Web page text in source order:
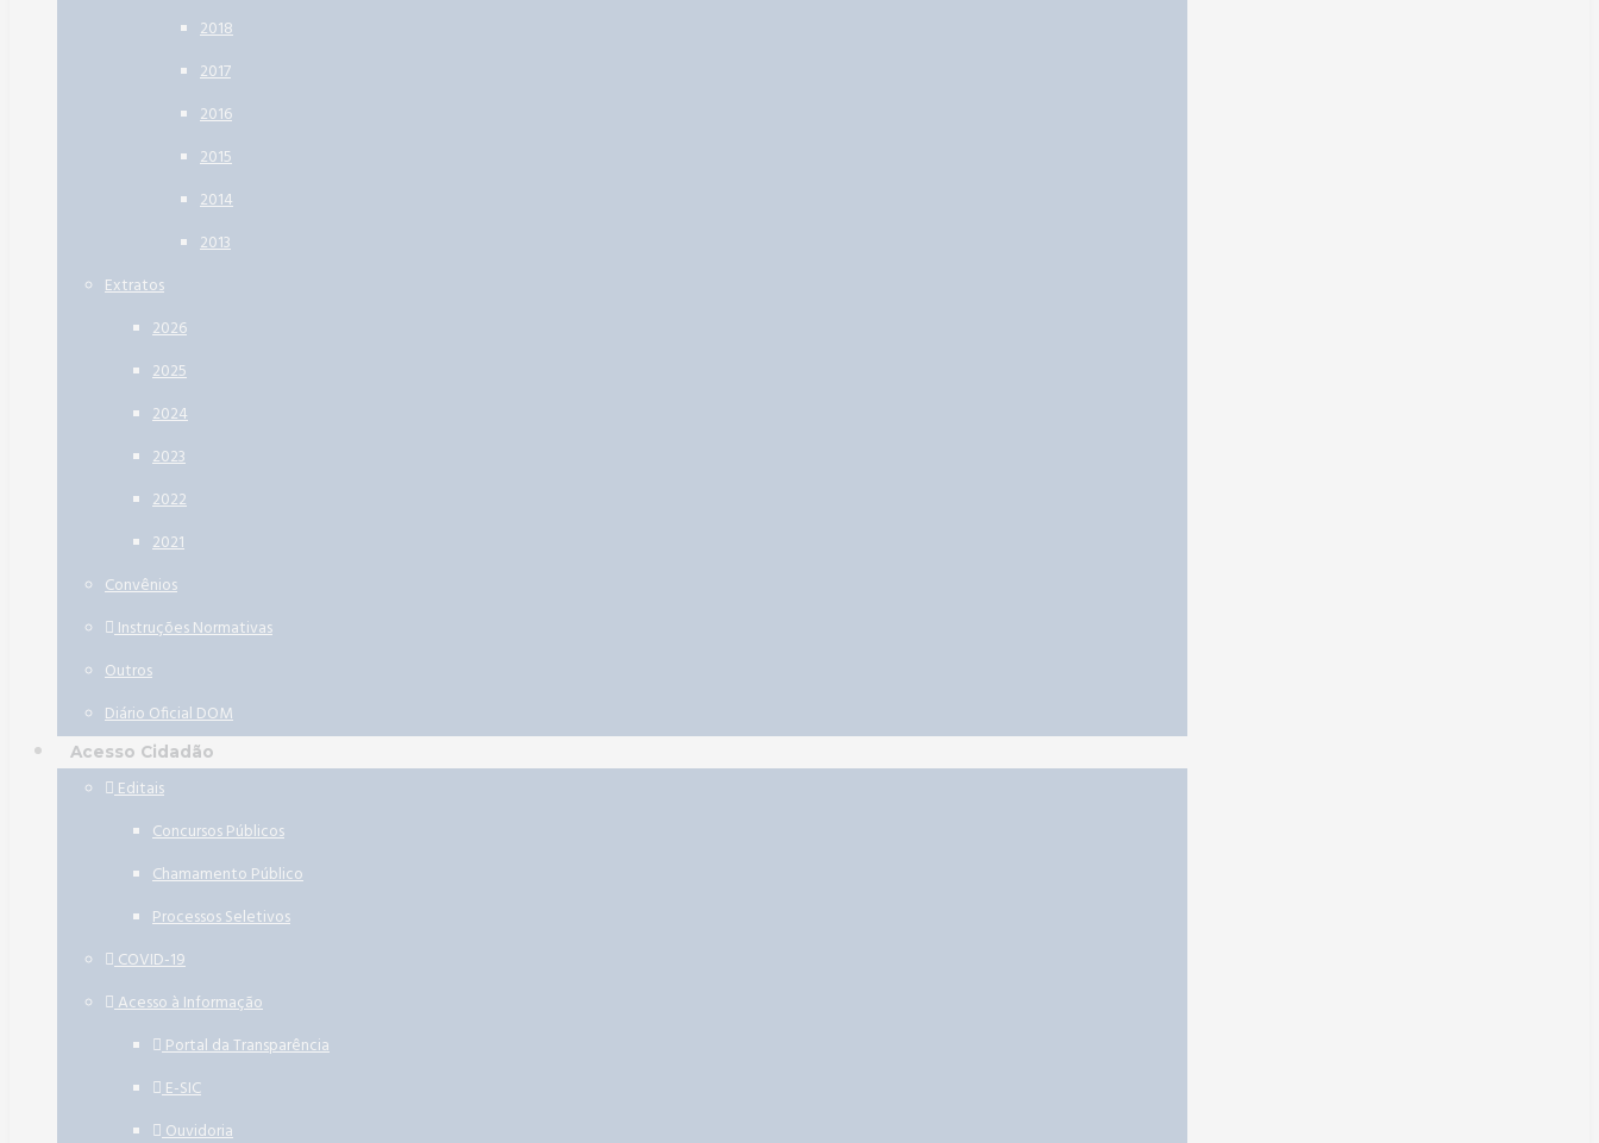
2018
2017
2016
2015
2014
2013
Extratos
2026
2025
2024
2023
2022
2021
Convênios
Instruções Normativas
Outros
Diário Oficial DOM
Acesso Cidadão
Editais
Concursos Públicos
Chamamento Público
Processos Seletivos
COVID-19
Acesso à Informação
Portal da Transparência
E-SIC
Ouvidoria